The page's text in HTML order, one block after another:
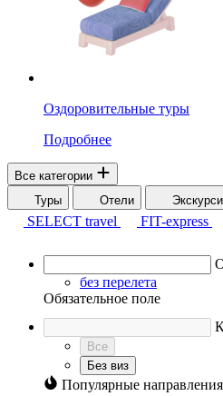
Оздоровительные туры
Подробнее
Все категории
Туры
Отели
SELECT travel
FIT-express
без перелета
Обязательное поле
Все
Без виз
Популярные направления